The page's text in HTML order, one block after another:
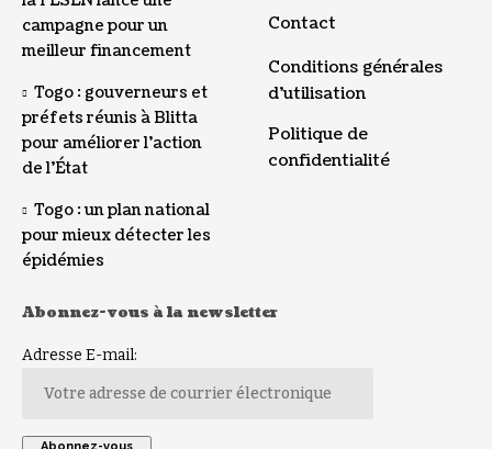
campagne pour un
meilleur financement
Togo : gouverneurs et
préfets réunis à Blitta
pour améliorer l’action
de l’État
Togo : un plan national
pour mieux détecter les
épidémies
Contact
Conditions générales
d’utilisation
Politique de
confidentialité
Abonnez-vous à la newsletter
Adresse E-mail: